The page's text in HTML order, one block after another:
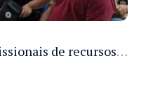
Manausprev capacita profissionais de recursos humanos para agilizar concessão de aposentadorias no município